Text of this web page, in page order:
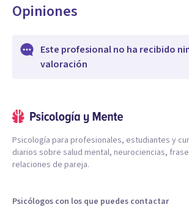
Opiniones
Este profesional no ha recibido
valoración
Psicología para profesionales, estudiantes y
diarios sobre salud mental, neurociencias,
relaciones de pareja.
Psicólogos con los que puedes contactar